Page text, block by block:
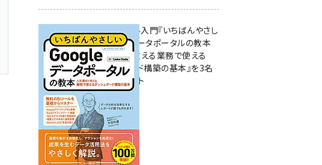
無料BIツール入門『いちばんやさし
いGoogleデータポータルの教本
人気講師が教える業務で使える
ダッシュボード構築の基本』を3名
様にプレゼント
7月31日 10:00